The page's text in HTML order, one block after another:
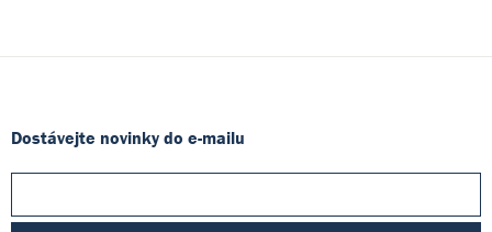
Dostávejte novinky do e-mailu